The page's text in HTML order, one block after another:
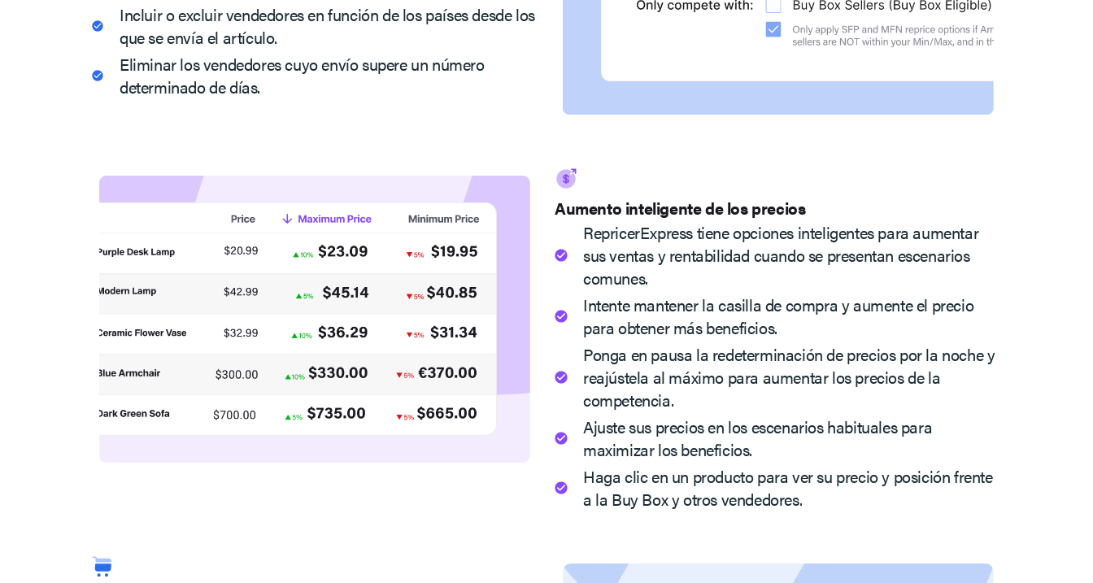
Incluir o excluir vendedores en función de los países desde los
que se envía el artículo.
Eliminar los vendedores cuyo envío supere un número
determinado de días.
Aumento inteligente de los precios
RepricerExpress tiene opciones inteligentes para aumentar
sus ventas y rentabilidad cuando se presentan escenarios
comunes.
Intente mantener la casilla de compra y aumente el precio
para obtener más beneficios.
Ponga en pausa la redeterminación de precios por la noche y
reajústela al máximo para aumentar los precios de la
competencia.
Ajuste sus precios en los escenarios habituales para
maximizar los beneficios.
Haga clic en un producto para ver su precio y posición frente
a la Buy Box y otros vendedores.